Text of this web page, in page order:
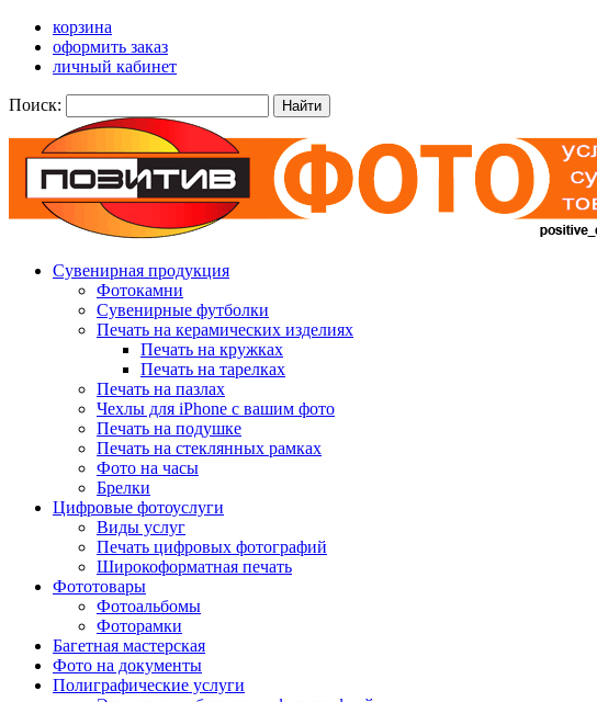
корзина
оформить заказ
личный кабинет
Поиск: Найти
Сувенирная продукция
Фотокамни
Сувенирные футболки
Печать на керамических изделиях
Печать на кружках
Печать на тарелках
Печать на пазлах
Чехлы для iPhone с вашим фото
Печать на подушке
Печать на стеклянных рамках
Фото на часы
Брелки
Цифровые фотоуслуги
Виды услуг
Печать цифровых фотографий
Широкоформатная печать
Фототовары
Фотоальбомы
Фоторамки
Багетная мастерская
Фото на документы
Полиграфические услуги